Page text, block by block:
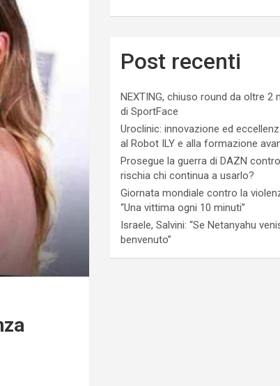
Post recenti
NEXTING, chiuso round da oltre 2
di SportFace
Uroclinic: innovazione ed
al Robot ILY e alla formazione
Prosegue la guerra di DAZN
rischia chi continua a usarlo?
Giornata mondiale contro la
“Una vittima ogni 10 minuti”
Israele, Salvini: “Se Netanyahu
benvenuto”